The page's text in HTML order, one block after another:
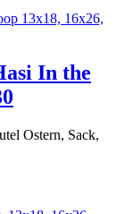
In the
Ostern, Sack,